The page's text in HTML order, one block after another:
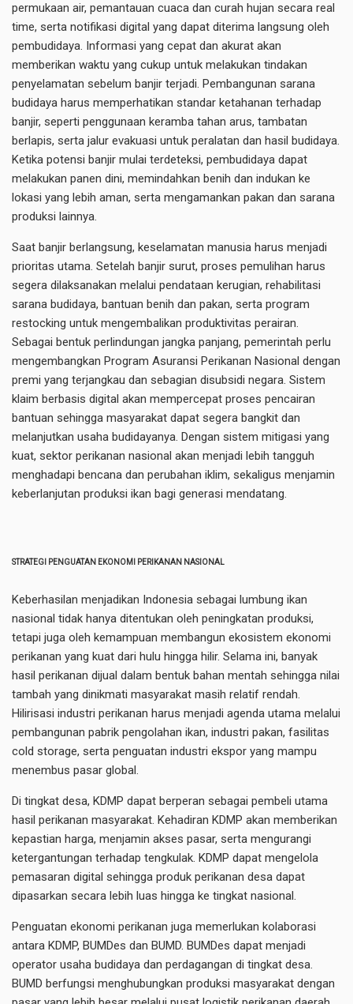
permukaan air, pemantauan cuaca dan curah hujan secara real
time, serta notifikasi digital yang dapat diterima langsung oleh
pembudidaya. Informasi yang cepat dan akurat akan
memberikan waktu yang cukup untuk melakukan tindakan
penyelamatan sebelum banjir terjadi. Pembangunan sarana
budidaya harus memperhatikan standar ketahanan terhadap
banjir, seperti penggunaan keramba tahan arus, tambatan
berlapis, serta jalur evakuasi untuk peralatan dan hasil budidaya.
Ketika potensi banjir mulai terdeteksi, pembudidaya dapat
melakukan panen dini, memindahkan benih dan indukan ke
lokasi yang lebih aman, serta mengamankan pakan dan sarana
produksi lainnya.
Saat banjir berlangsung, keselamatan manusia harus menjadi
prioritas utama. Setelah banjir surut, proses pemulihan harus
segera dilaksanakan melalui pendataan kerugian, rehabilitasi
sarana budidaya, bantuan benih dan pakan, serta program
restocking untuk mengembalikan produktivitas perairan.
Sebagai bentuk perlindungan jangka panjang, pemerintah perlu
mengembangkan Program Asuransi Perikanan Nasional dengan
premi yang terjangkau dan sebagian disubsidi negara. Sistem
klaim berbasis digital akan mempercepat proses pencairan
bantuan sehingga masyarakat dapat segera bangkit dan
melanjutkan usaha budidayanya. Dengan sistem mitigasi yang
kuat, sektor perikanan nasional akan menjadi lebih tangguh
menghadapi bencana dan perubahan iklim, sekaligus menjamin
keberlanjutan produksi ikan bagi generasi mendatang.
STRATEGI PENGUATAN EKONOMI PERIKANAN NASIONAL
Keberhasilan menjadikan Indonesia sebagai lumbung ikan
nasional tidak hanya ditentukan oleh peningkatan produksi,
tetapi juga oleh kemampuan membangun ekosistem ekonomi
perikanan yang kuat dari hulu hingga hilir. Selama ini, banyak
hasil perikanan dijual dalam bentuk bahan mentah sehingga nilai
tambah yang dinikmati masyarakat masih relatif rendah.
Hilirisasi industri perikanan harus menjadi agenda utama melalui
pembangunan pabrik pengolahan ikan, industri pakan, fasilitas
cold storage, serta penguatan industri ekspor yang mampu
menembus pasar global.
Di tingkat desa, KDMP dapat berperan sebagai pembeli utama
hasil perikanan masyarakat. Kehadiran KDMP akan memberikan
kepastian harga, menjamin akses pasar, serta mengurangi
ketergantungan terhadap tengkulak. KDMP dapat mengelola
pemasaran digital sehingga produk perikanan desa dapat
dipasarkan secara lebih luas hingga ke tingkat nasional.
Penguatan ekonomi perikanan juga memerlukan kolaborasi
antara KDMP, BUMDes dan BUMD. BUMDes dapat menjadi
operator usaha budidaya dan perdagangan di tingkat desa.
BUMD berfungsi menghubungkan produksi masyarakat dengan